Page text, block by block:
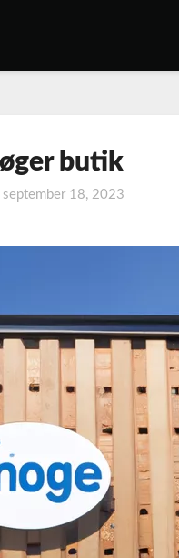
butik
september 18, 2023